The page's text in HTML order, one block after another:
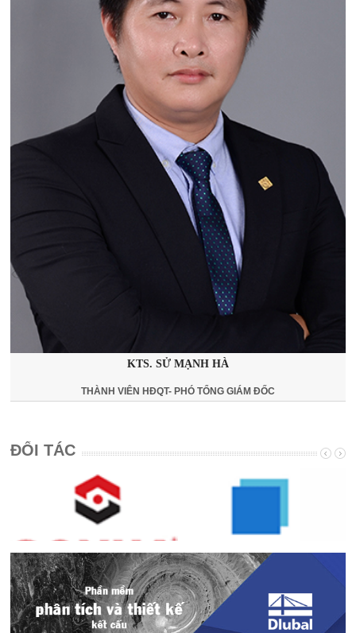
KTS. SỬ MẠNH HÀ
THÀNH VIÊN HĐQT- PHÓ TỔNG GIÁM ĐỐC
ĐỐI TÁC